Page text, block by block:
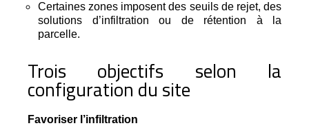
Certaines zones imposent des seuils de rejet, des
solutions d’infiltration ou de rétention à la
parcelle.
Trois objectifs selon la
configuration du site
Favoriser l’infiltration